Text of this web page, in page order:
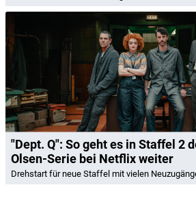
"Dept. Q": So geht es in Staffel 2
Olsen-Serie bei Netflix weiter
Drehstart für neue Staffel mit vielen